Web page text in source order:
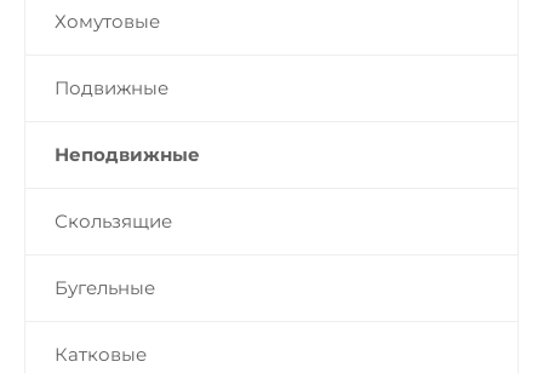
Хомутовые
Подвижные
Неподвижные
Скользящие
Бугельные
Катковые